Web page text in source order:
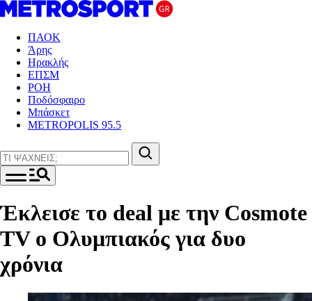
ΠΑΟΚ
Άρης
Ηρακλής
ΕΠΣΜ
ΡΟΗ
Ποδόσφαιρο
Μπάσκετ
METROPOLIS 95.5
Έκλεισε το deal με την Cosmote
TV ο Ολυμπιακός για δυο
χρόνια